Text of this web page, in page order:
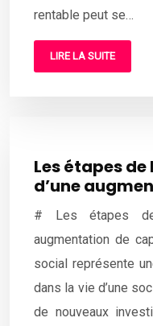
rentable peut se…
LIRE LA SUITE
Les étapes
d’une
# Les étapes de
augmentation de
social représente
dans la vie d’une
de nouveaux